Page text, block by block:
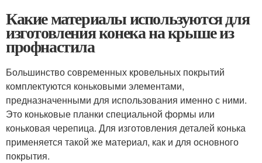
Какие материалы используются для
изготовления конека на крыше из
профнастила
Большинство современных кровельных покрытий
комплектуются коньковыми элементами,
предназначенными для использования именно с ними.
Это коньковые планки специальной формы или
коньковая черепица. Для изготовления деталей конька
применяется такой же материал, как и для основного
покрытия.